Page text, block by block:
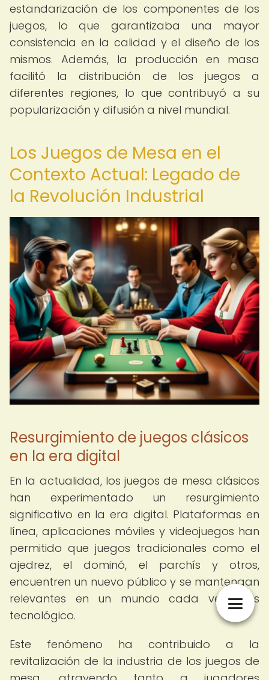
estandarización de los componentes de los
juegos, lo que garantizaba una mayor
consistencia en la calidad y el diseño de los
mismos. Además, la producción en masa
facilitó la distribución de los juegos a
diferentes regiones, lo que contribuyó a su
popularización y difusión a nivel mundial.
Los Juegos de Mesa en el
Contexto Actual: Legado de
la Revolución Industrial
Resurgimiento de juegos clásicos
en la era digital
En la actualidad, los juegos de mesa clásicos
han experimentado un resurgimiento
significativo en la era digital. Plataformas en
línea, aplicaciones móviles y videojuegos han
permitido que juegos tradicionales como el
ajedrez, el dominó, el parchís y otros,
encuentren un nuevo público y se mantengan
relevantes en un mundo cada vez más
tecnológico.
Este fenómeno ha contribuido a la
revitalización de la industria de los juegos de